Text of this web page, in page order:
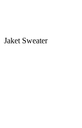
Jaket Sweater